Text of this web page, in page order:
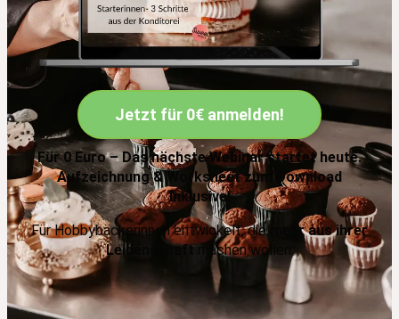
Jetzt für 0€ anmelden!
Für 0 Euro – Das nächste Webinar startet heute.
Aufzeichnung & Worksheet zum Download
inklusive!
Für Hobbybäckerinnen entwickelt, die
mehr aus ihrer
Leidenschaft machen wollen.